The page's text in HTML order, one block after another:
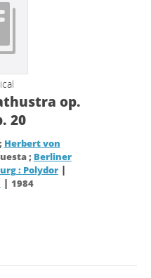
op.
20
Herbert von
; Berliner
: Polydor|
| 1984